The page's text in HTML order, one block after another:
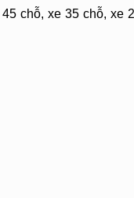
chỗ, xe 35 chỗ, xe